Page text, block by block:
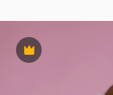
Премиум